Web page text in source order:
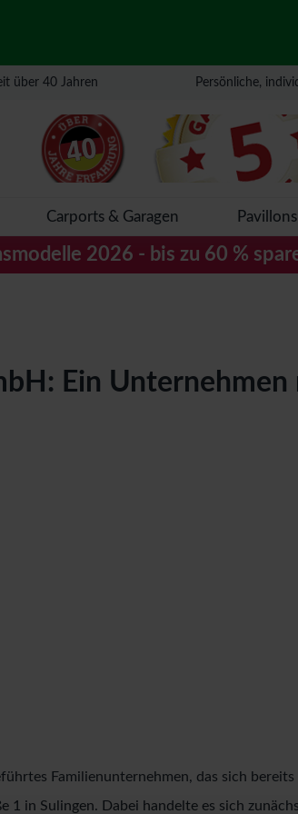
über 40 Jahren Persönliche,
Carports & Garagen Pavillons
2026 - bis zu 60 %
Ein
Familienunternehmen, das sich
in Sulingen. Dabei handelte es sich